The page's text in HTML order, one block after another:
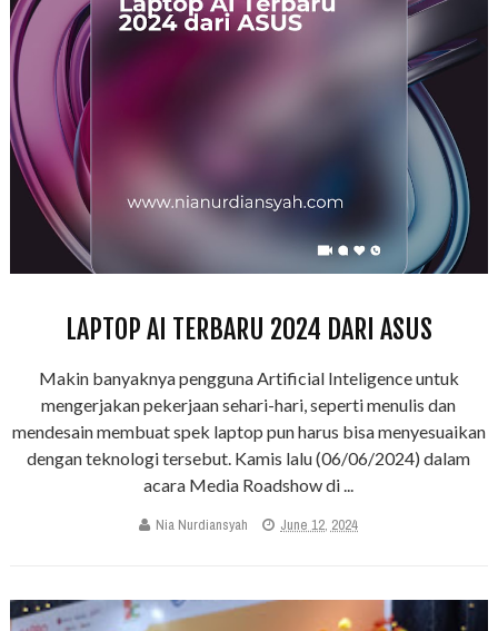
LAPTOP AI TERBARU 2024 DARI ASUS
Makin banyaknya pengguna Artificial Inteligence untuk
mengerjakan pekerjaan sehari-hari, seperti menulis dan
mendesain membuat spek laptop pun harus bisa menyesuaikan
dengan teknologi tersebut. Kamis lalu (06/06/2024) dalam
acara Media Roadshow di ...
Nia Nurdiansyah June 12, 2024